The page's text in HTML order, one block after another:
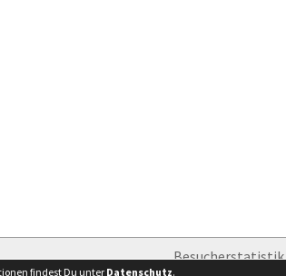
Besucherstatistik
findest Du unter Datenschutz.